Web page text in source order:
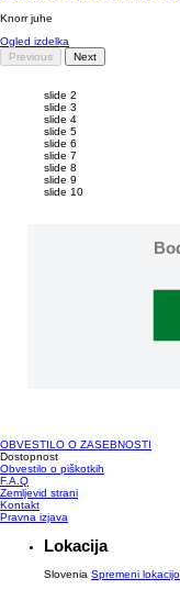
Knorr juhe
Ogled izdelka
Previous
Next
slide 2
slide 3
slide 4
slide 5
slide 6
slide 7
slide 8
slide 9
slide 10
OBVESTILO O ZASEBNOSTI
Upravljanje
Dostopnost
Obvestilo o piškotkih
F.A.Q
Kontakt